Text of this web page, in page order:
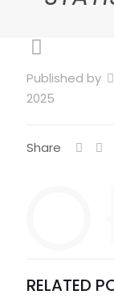
Published by
2025
Share
RELATED